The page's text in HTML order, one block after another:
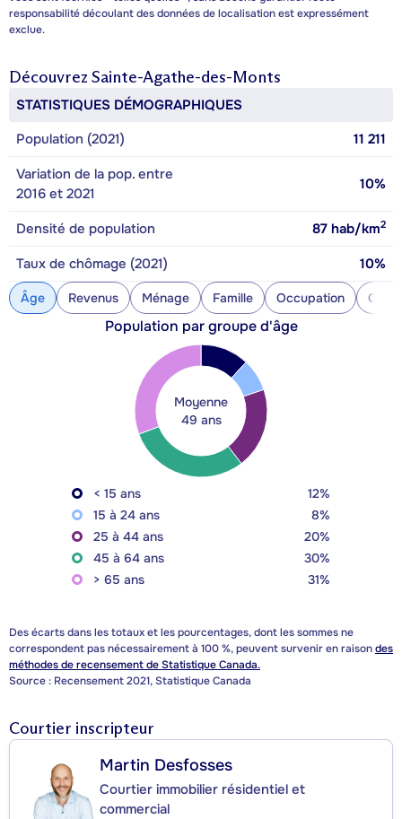
responsabilité découlant des données de localisation est expressément
exclue.
Découvrez Sainte-Agathe-des-Monts
STATISTIQUES DÉMOGRAPHIQUES
Population (2021)
11 211
Variation de la pop. entre
2016 et 2021
10%
Densité de population 87 hab/km2
Taux de chômage (2021) 10%
Âge Revenus Ménage Famille Occupation
Population par groupe d'âge
Moyenne
49 ans
< 15 ans
12%
15 à 24 ans
8%
25 à 44 ans
20%
45 à 64 ans
30%
> 65 ans
31%
Des écarts dans les totaux et les pourcentages, dont les sommes ne
correspondent pas nécessairement à 100 %, peuvent survenir en raisondes
méthodes de recensement de Statistique Canada.
Source : Recensement 2021, Statistique Canada
Courtier inscripteur
Martin Desfosses
Courtier immobilier résidentiel et
commercial